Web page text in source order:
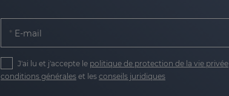
E-mail
J'ai lu et j'accepte le politique de protection de la vie privée
conditions générales et les conseils juridiques